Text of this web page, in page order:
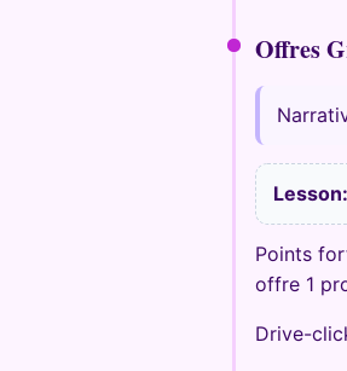
Offres
Lesson:
Points
offre 1
Drive-